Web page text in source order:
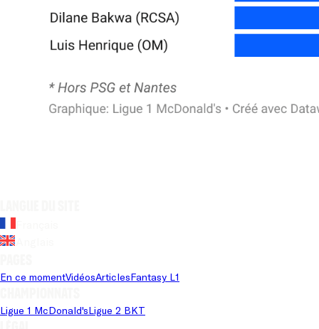
En ce momentVidéosArticlesFantasy L1
Ligue 1 McDonald'sLigue 2 BKT